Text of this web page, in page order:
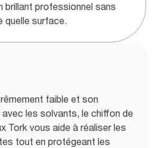
brillant professionnel sans
quelle surface.
faible et son
les solvants, le chiffon de
Tork vous aide à réaliser les
tout en protégeant les